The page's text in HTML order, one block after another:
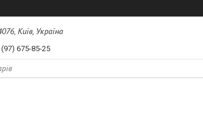
Київ, Україна
675-85-25